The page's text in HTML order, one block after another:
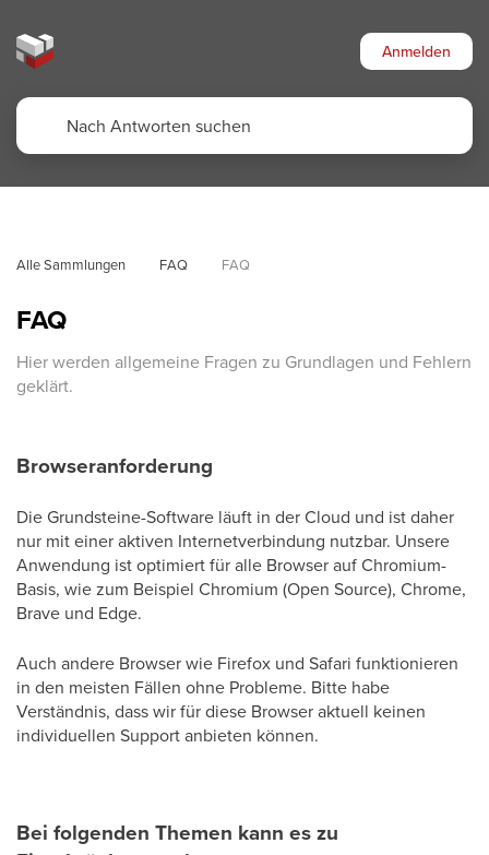
Anmelden
Alle Sammlungen FAQ FAQ
FAQ
Hier werden allgemeine Fragen zu Grundlagen und Fehlern
geklärt.
Browseranforderung
Die Grundsteine-Software läuft in der Cloud und ist daher
nur mit einer aktiven Internetverbindung nutzbar. Unsere
Anwendung ist optimiert für alle Browser auf Chromium-
Basis, wie zum Beispiel Chromium (Open Source), Chrome,
Brave und Edge.
Auch andere Browser wie Firefox und Safari funktionieren
in den meisten Fällen ohne Probleme. Bitte habe
Verständnis, dass wir für diese Browser aktuell keinen
individuellen Support anbieten können.
Bei folgenden Themen kann es zu